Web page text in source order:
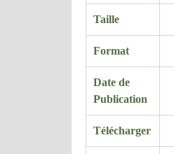
Taille
Format
Date de
Publication
Télécharger